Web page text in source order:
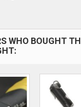
WHO BOUGHT